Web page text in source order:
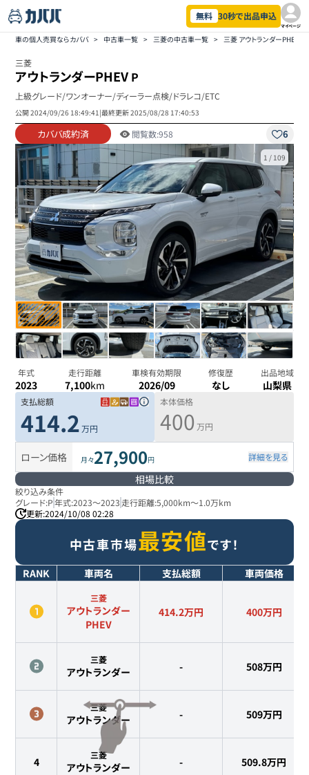
無料 30秒で出品申込
マイページ
車の個人売買ならカババ > 中古車一覧 > 三菱の中古車一覧 > 三菱 アウトランダーPHEV
三菱
アウトランダーPHEV P
上級グレード/ワンオーナー/ディーラー点検/ドラレコ/ETC
公開2024/09/26 18:49:41|最終更新2025/08/28 17:40:53
カババ成約済 閲覧数:958 6
1 / 109
年式
2023
走行距離
7,100km
車検有効期限
2026/09
修復歴
なし
出品地域
山梨県
支払総額
414.2 万円
本体価格
400 万円
ローン価格 月々27,900円 詳細を見る
相場比較
絞り込み条件
グレード:P 年式:2023～2023 走行距離:5,000km～1.0万km
更新:2024/10/08 02:28
中古車市場最安値です！
RANK 車両名 支払総額 車両価格
三菱
アウトランダー
PHEV
414.2万円 400万円
三菱
アウトランダー - 508万円
三菱
アウトランダー - 509万円
4
三菱
アウトランダー - 509.8万円